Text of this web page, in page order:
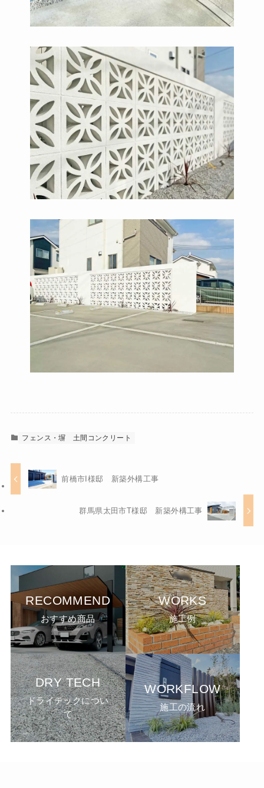
フェンス・塀 土間コンクリート
前橋市I様邸 新築外構工事
群馬県太田市T様邸 新築外構工事
RECOMMEND
おすすめ商品
DRY TECH
ドライテックについ
て
WORKS
施工例
WORKFLOW
施工の流れ